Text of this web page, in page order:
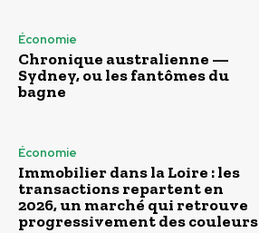
Économie
Chronique australienne —
Sydney, ou les fantômes du
bagne
Économie
Immobilier dans la Loire : les
transactions repartent en
2026, un marché qui retrouve
progressivement des couleurs